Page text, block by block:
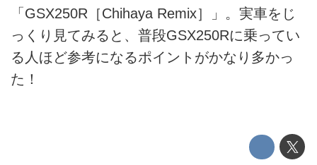
「GSX250R［Chihaya Remix］」。実車をじ
っくり見てみると、普段GSX250Rに乗ってい
る人ほど参考になるポイントがかなり多かっ
た！